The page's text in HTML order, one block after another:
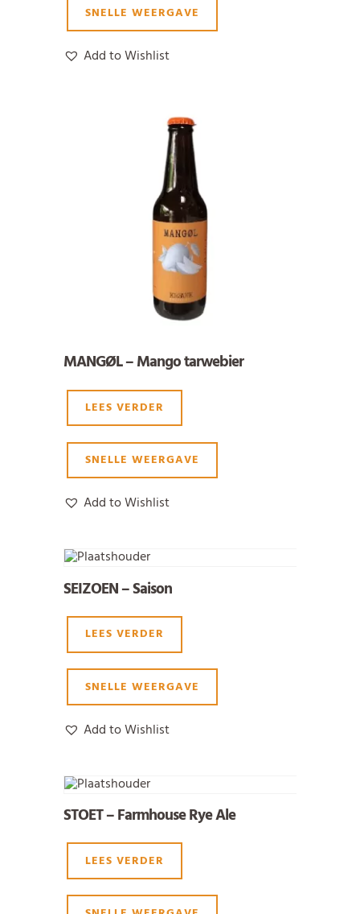
SNELLE WEERGAVE
Add to Wishlist
MANGØL – Mango tarwebier
LEES VERDER
SNELLE WEERGAVE
Add to Wishlist
SEIZOEN – Saison
LEES VERDER
SNELLE WEERGAVE
Add to Wishlist
STOET – Farmhouse Rye Ale
LEES VERDER